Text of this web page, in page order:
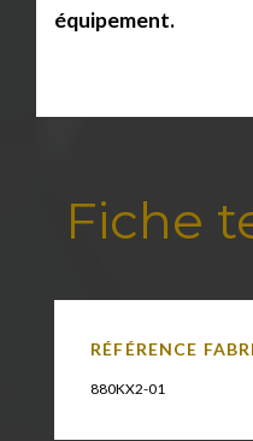
équipement.
Fiche
RÉFÉRENCE
880KX2-01